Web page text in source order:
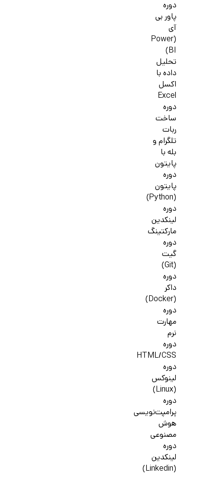
دوره
پاور بی
آی
(Power
BI)
تحلیل
داده با
اکسل
Excel
دوره
ساخت
ربات
تلگرام و
بله با
پایتون
دوره
پایتون
(Python)
دوره
لینکدین
مارکتینگ
دوره
گیت
(Git)
دوره
داکر
(Docker)
دوره
مهارت
نرم
دوره
HTML/CSS
دوره
لینوکس
(Linux)
دوره
پرامپت‌نویسی
هوش
مصنوعی
دوره
لینکدین
(Linkedin)